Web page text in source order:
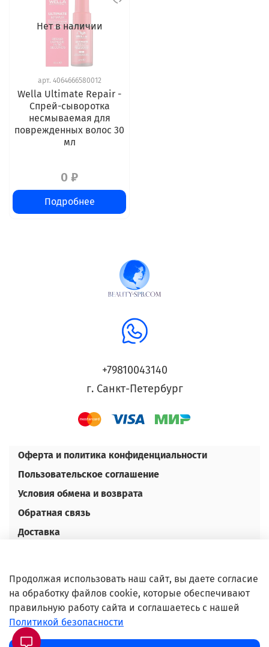
Нет в наличии
арт. 4064666580012
Wella Ultimate Repair -
Спрей-сыворотка
несмываемая для
поврежденных волос 30
мл
0 ₽
Подробнее
+79810043140
г. Санкт-Петербург
Оферта и политика конфиденциальности
Пользовательское соглашение
Условия обмена и возврата
Обратная связь
Доставка
Оптовым покупателям
©Любое использование либо копирование
материалов или подборки материалов сайта,
Продолжая использовать наш сайт, вы даете согласие
на обработку файлов cookie, которые обеспечивают
правильную работу сайта и соглашаетесь с нашей
Политикой безопасности